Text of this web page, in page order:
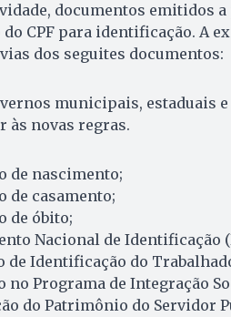
documentos emitidos
CPF para identificação. A
dos seguites documentos:
municipais, estaduais
às novas regras.
de nascimento;
de casamento;
de óbito;
Nacional de Identificação
de Identificação do
no Programa de Integração
do Patrimônio do Servidor